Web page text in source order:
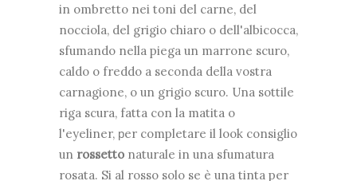
in ombretto nei toni del carne, del
nocciola, del grigio chiaro o dell'albicocca,
sfumando nella piega un marrone scuro,
caldo o freddo a seconda della vostra
carnagione, o un grigio scuro. Una sottile
riga scura, fatta con la matita o
l'eyeliner, per completare il look consiglio
un rossetto naturale in una sfumatura
rosata. Si al rosso solo se è una tinta per